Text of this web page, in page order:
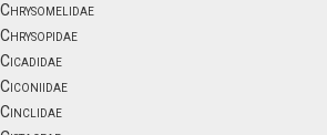
Chrysomelidae
Chrysopidae
Cicadidae
Ciconiidae
Cinclidae